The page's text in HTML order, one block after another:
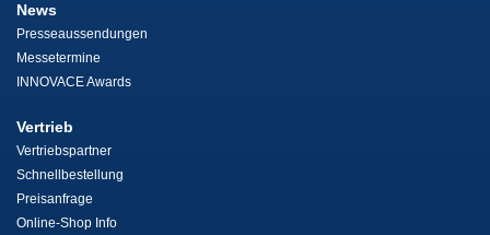
News
Presseaussendungen
Messetermine
INNOVACE Awards
Vertrieb
Vertriebspartner
Schnellbestellung
Preisanfrage
Online-Shop Info